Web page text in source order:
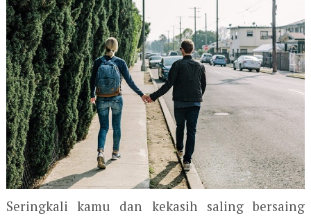
Seringkali kamu dan kekasih saling bersaing